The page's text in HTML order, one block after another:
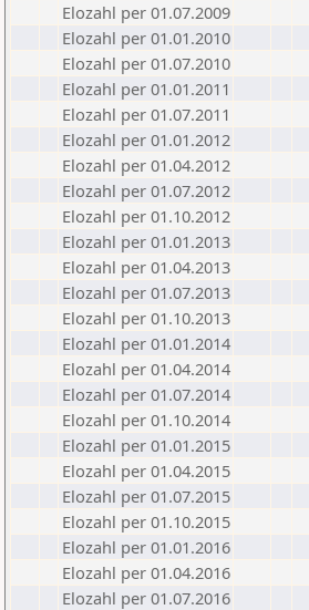
Elozahl per 01.07.2009
Elozahl per 01.01.2010
Elozahl per 01.07.2010
Elozahl per 01.01.2011
Elozahl per 01.07.2011
Elozahl per 01.01.2012
Elozahl per 01.04.2012
Elozahl per 01.07.2012
Elozahl per 01.10.2012
Elozahl per 01.01.2013
Elozahl per 01.04.2013
Elozahl per 01.07.2013
Elozahl per 01.10.2013
Elozahl per 01.01.2014
Elozahl per 01.04.2014
Elozahl per 01.07.2014
Elozahl per 01.10.2014
Elozahl per 01.01.2015
Elozahl per 01.04.2015
Elozahl per 01.07.2015
Elozahl per 01.10.2015
Elozahl per 01.01.2016
Elozahl per 01.04.2016
Elozahl per 01.07.2016